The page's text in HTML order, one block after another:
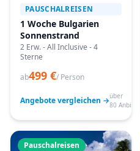
PAUSCHALREISEN
1 Woche Bulgarien
Sonnenstrand
2 Erw. - All Inclusive - 4
Sterne
ab499 €/ Person
Angebote vergleichen →über
80 Anbieter
Pauschalreisen